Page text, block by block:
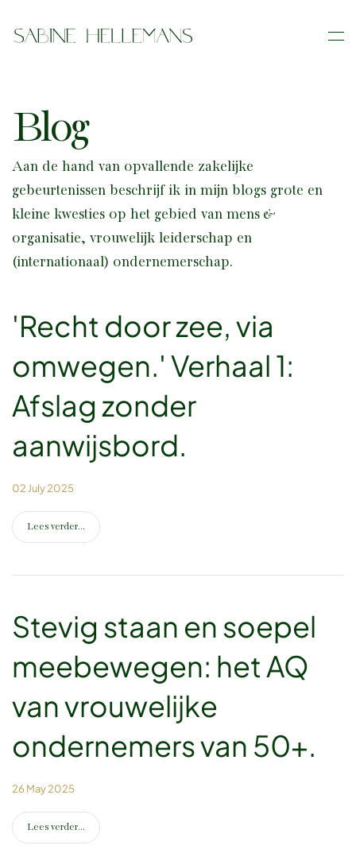
Skip
Blog
Aan de hand van opvallende zakelijke
gebeurtenissen beschrijf ik in mijn blogs grote en
kleine kwesties op het gebied van mens &
organisatie, vrouwelijk leiderschap en
(internationaal) ondernemerschap.
'Recht door zee, via
omwegen.' Verhaal 1:
Afslag zonder
aanwijsbord.
02 July 2025
Lees verder...
Stevig staan en soepel
meebewegen: het AQ
van vrouwelijke
ondernemers van 50+.
26 May 2025
Lees verder...